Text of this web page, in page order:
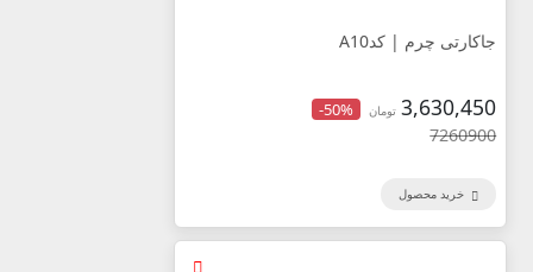
جاکارتی چرم | کدA10
3,630,450 تومان -50%
7260900
خرید محصول